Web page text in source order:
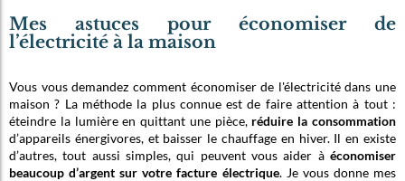
Mes astuces pour économiser de
l’électricité à la maison
Vous vous demandez comment économiser de l'électricité dans une
maison ? La méthode la plus connue est de faire attention à tout :
éteindre la lumière en quittant une pièce, réduire la consommation
d’appareils énergivores, et baisser le chauffage en hiver. Il en existe
d’autres, tout aussi simples, qui peuvent vous aider à économiser
beaucoup d’argent sur votre facture électrique. Je vous donne mes